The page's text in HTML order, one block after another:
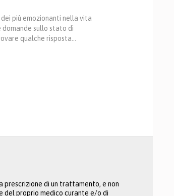
più emozionanti nella vita
domande sullo stato di
qualche risposta…
prescrizione di un trattamento, e non
del proprio medico curante e/o di